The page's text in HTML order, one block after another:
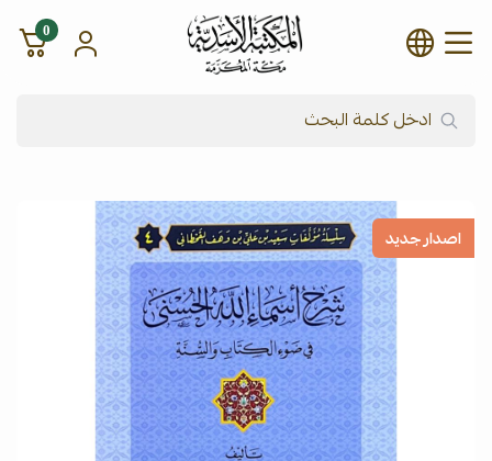
شركة المكتبة الأسدية للنشر
0
اصدار جديد